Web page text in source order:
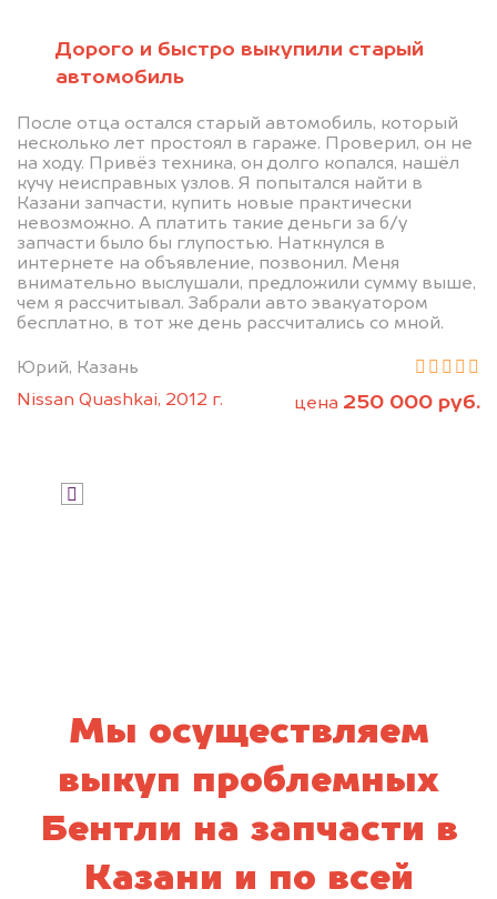
Дорого и быстро выкупили старый
автомобиль
После отца остался старый автомобиль, который
несколько лет простоял в гараже. Проверил, он не
на ходу. Привёз техника, он долго копался, нашёл
кучу неисправных узлов. Я попытался найти в
Казани запчасти, купить новые практически
невозможно. А платить такие деньги за б/у
запчасти было бы глупостью. Наткнулся в
интернете на объявление, позвонил. Меня
внимательно выслушали, предложили сумму выше,
чем я рассчитывал. Забрали авто эвакуатором
бесплатно, в тот же день рассчитались со мной.
Юрий, Казань
Nissan Quashkai, 2012 г.
цена 250 000 руб.
БЕСПЛАТНО
автомобиля на разбор.
Мы купим ваше авто на 20.000 руб.
дороже, чем предлагают на
автоаукционах.
Мы осуществляем
выкуп проблемных
Бентли на запчасти в
Казани и по всей